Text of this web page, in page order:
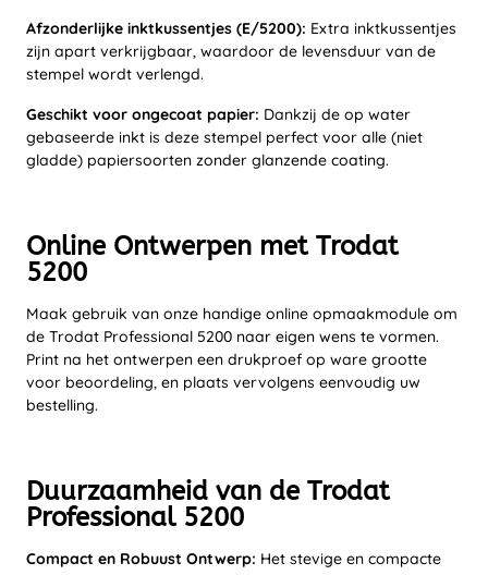
Afzonderlijke inktkussentjes (E/5200): Extra inktkussentjes
zijn apart verkrijgbaar, waardoor de levensduur van de
stempel wordt verlengd.
Geschikt voor ongecoat papier: Dankzij de op water
gebaseerde inkt is deze stempel perfect voor alle (niet
gladde) papiersoorten zonder glanzende coating.
Online Ontwerpen met Trodat
5200
Maak gebruik van onze handige online opmaakmodule om
de Trodat Professional 5200 naar eigen wens te vormen.
Print na het ontwerpen een drukproef op ware grootte
voor beoordeling, en plaats vervolgens eenvoudig uw
bestelling.
Duurzaamheid van de Trodat
Professional 5200
Compact en Robuust Ontwerp: Het stevige en compacte